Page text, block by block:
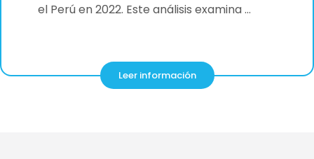
el Perú en 2022. Este análisis examina …
Leer información